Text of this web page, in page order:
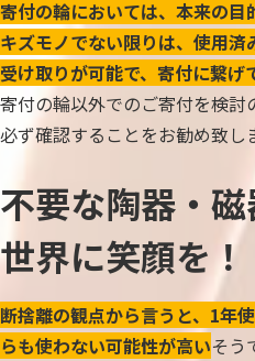
寄付の輪においては、本来の目
キズモノでない限りは、使用済
受け取りが可能で、寄付に繋げ
寄付の輪以外でのご寄付を検討
必ず確認することをお勧め致し
不要な陶器・磁
世界に笑顔を！
断捨離の観点から言うと、1年
らも使わない可能性が高いそう